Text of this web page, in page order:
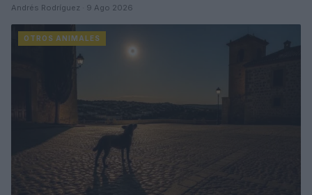
Andrés Rodríguez · 9 Ago 2026
OTROS ANIMALES